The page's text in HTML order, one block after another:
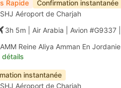
Rapide Confirmation instantanée
SHJ Aéroport de Charjah
3h 5m | Air Arabia Avion #G9337
AMM Reine Aliya Amman En Jordanie
détails
instantanée
SHJ Aéroport de Charjah